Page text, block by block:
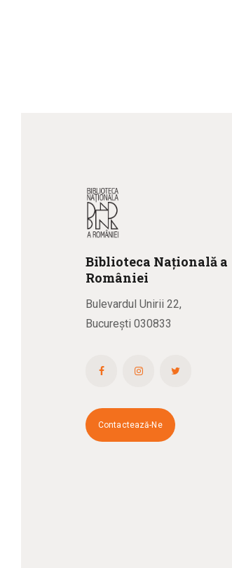
Biblioteca Națională a
României
Bulevardul Unirii 22,
București 030833
Contactează-Ne